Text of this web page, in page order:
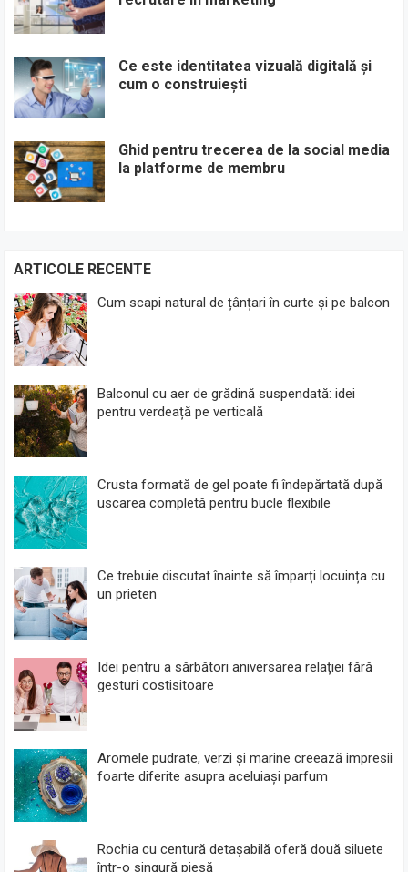
Ce este identitatea vizuală digitală și
cum o construiești
Ghid pentru trecerea de la social media
la platforme de membru
ARTICOLE RECENTE
Cum scapi natural de țânțari în curte și pe balcon
Balconul cu aer de grădină suspendată: idei
pentru verdeață pe verticală
Crusta formată de gel poate fi îndepărtată după
uscarea completă pentru bucle flexibile
Ce trebuie discutat înainte să împarți locuința cu
un prieten
Idei pentru a sărbători aniversarea relației fără
gesturi costisitoare
Aromele pudrate, verzi și marine creează impresii
foarte diferite asupra aceluiași parfum
Rochia cu centură detașabilă oferă două siluete
într-o singură piesă